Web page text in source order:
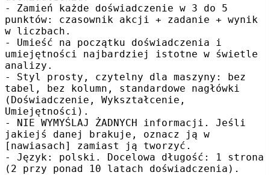
- Zamień każde doświadczenie w 3 do 5
punktów: czasownik akcji + zadanie + wynik
w liczbach.
- Umieść na początku doświadczenia i
umiejętności najbardziej istotne w świetle
analizy.
- Styl prosty, czytelny dla maszyny: bez
tabel, bez kolumn, standardowe nagłówki
(Doświadczenie, Wykształcenie,
Umiejętności).
- NIE WYMYŚLAJ ŻADNYCH informacji. Jeśli
jakiejś danej brakuje, oznacz ją w
[nawiasach] zamiast ją tworzyć.
- Język: polski. Docelowa długość: 1 strona
(2 przy ponad 10 latach doświadczenia).